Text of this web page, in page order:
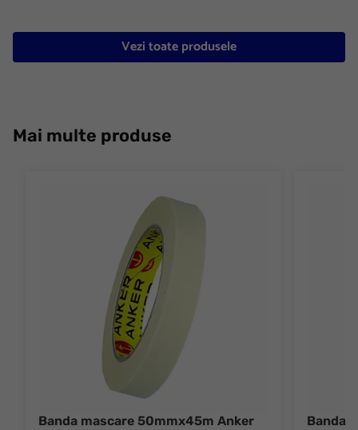
Vezi toate produsele
Mai multe produse
Banda mascare 50mmx45m Anker Banda